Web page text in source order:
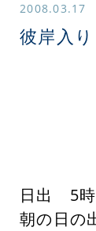
2008.03.17
彼岸入り
撮
日出 5時
朝の日の